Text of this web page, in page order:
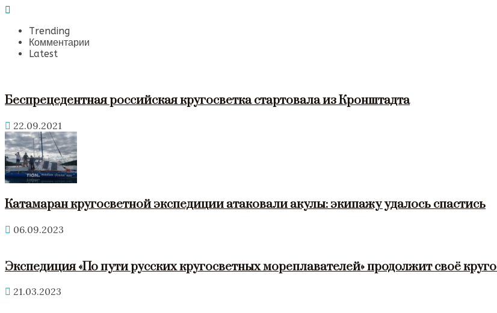
Trending
Комментарии
Latest
Беспрецедентная российская кругосветка стартовала из Кронштадта
22.09.2021
Катамаран кругосветной экспедиции атаковали акулы: экипажу удалось спастись
06.09.2023
Экспедиция «По пути русских кругосветных мореплавателей» продолжит своё
21.03.2023